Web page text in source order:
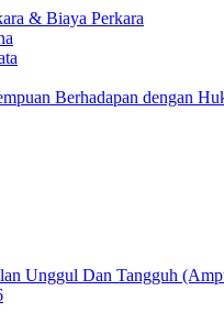
& Biaya Perkara
Berhadapan dengan
Unggul Dan Tangguh